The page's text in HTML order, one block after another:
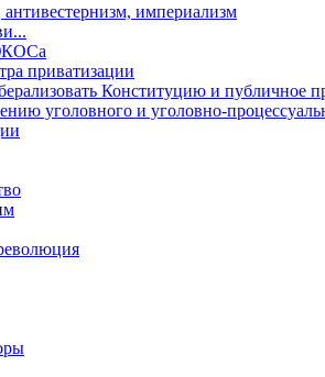
империализм
приватизации
Конституцию и публичное
уголовного и уголовно-